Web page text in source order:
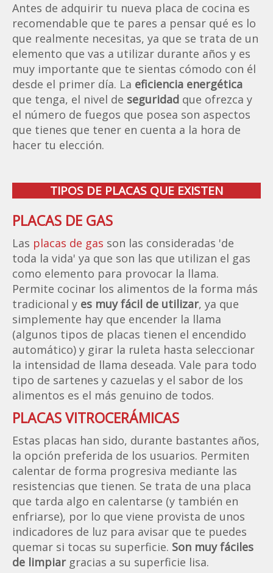
Antes de adquirir tu nueva placa de cocina es
recomendable que te pares a pensar qué es lo
que realmente necesitas, ya que se trata de un
elemento que vas a utilizar durante años y es
muy importante que te sientas cómodo con él
desde el primer día. La eficiencia energética
que tenga, el nivel de seguridad que ofrezca y
el número de fuegos que posea son aspectos
que tienes que tener en cuenta a la hora de
hacer tu elección.
TIPOS DE PLACAS QUE EXISTEN
PLACAS DE GAS
Las placas de gas son las consideradas 'de
toda la vida' ya que son las que utilizan el gas
como elemento para provocar la llama.
Permite cocinar los alimentos de la forma más
tradicional y es muy fácil de utilizar, ya que
simplemente hay que encender la llama
(algunos tipos de placas tienen el encendido
automático) y girar la ruleta hasta seleccionar
la intensidad de llama deseada. Vale para todo
tipo de sartenes y cazuelas y el sabor de los
alimentos es el más genuino de todos.
PLACAS VITROCERÁMICAS
Estas placas han sido, durante bastantes años,
la opción preferida de los usuarios. Permiten
calentar de forma progresiva mediante las
resistencias que tienen. Se trata de una placa
que tarda algo en calentarse (y también en
enfriarse), por lo que viene provista de unos
indicadores de luz para avisar que te puedes
quemar si tocas su superficie. Son muy fáciles
de limpiargracias a su superficie lisa.